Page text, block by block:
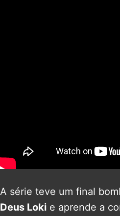
A série teve um final
Deus Loki e aprende a